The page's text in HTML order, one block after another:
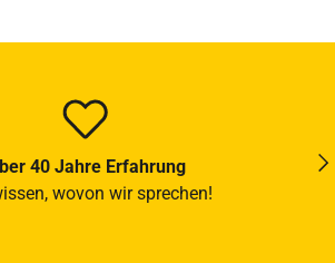
40 Jahre Erfahrung
wovon wir sprechen!